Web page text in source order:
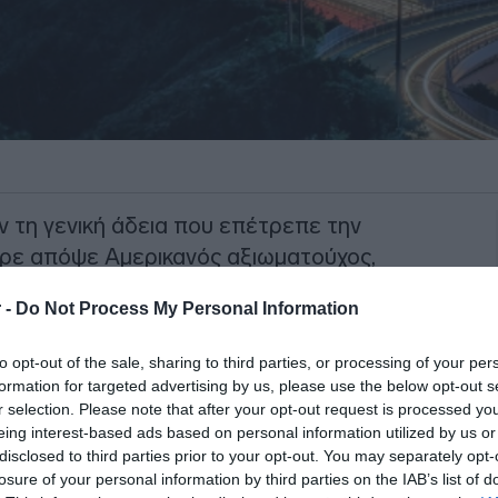
- Do Not Process My Personal Information
opt-out of the sale, sharing to third parties, or processing of your
for targeted advertising by us, please use the below opt-out
selection. Please note that after your opt-out request is processed
interest-based ads based on personal information utilized by us
to third parties prior to your opt-out. You may separately
of your personal information by third parties on the IAB’s list of
τη γενική άδεια που επέτρεπε την
απόψε Αμερικανός αξιωματούχος,
Ιράν στα
μετά τις επιθέσεις εναντίον
θαλάσσια δίοδο.
ότι επλήγησαν από άγνωστα
Ορμούζ τις τελευταίες ημέρες,
της ναυσιπλοΐας UKMTO.